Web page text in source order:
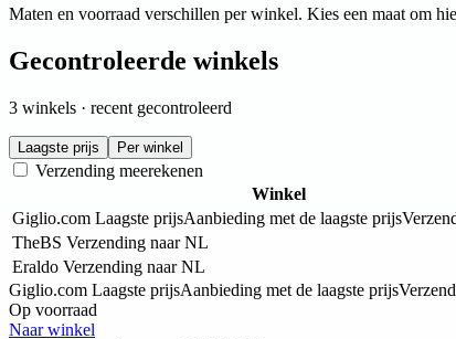
Maten en voorraad verschillen per winkel. Kies een maat om
Gecontroleerde winkels
3 winkels · recent gecontroleerd
Laagste prijs Per winkel
Verzending meerekenen
Winkel
Giglio.com Laagste prijsAanbieding met de laagste prijs
TheBS Verzending naar NL
Eraldo Verzending naar NL
Giglio.com Laagste prijsAanbieding met de laagste prijs
Op voorraad
Naar winkel